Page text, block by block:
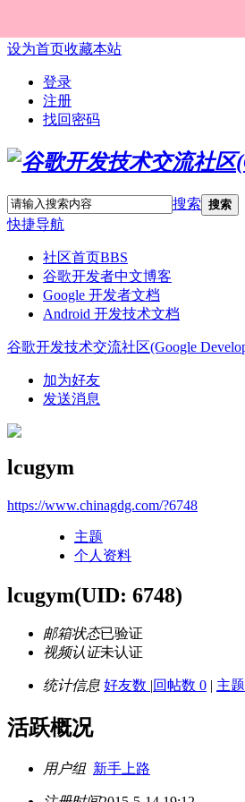
设为首页收藏本站
登录
注册
找回密码
搜索 搜索
快捷导航
社区首页BBS
谷歌开发者中文博客
Google 开发者文档
Android 开发技术文档
谷歌开发技术交流社区(Google
加为好友
发送消息
lcugym
https://www.chinagdg.com/?6748
主题
个人资料
lcugym(UID: 6748)
邮箱状态已验证
视频认证未认证
统计信息 好友数 |回帖数 0 | 主
活跃概况
用户组 新手上路